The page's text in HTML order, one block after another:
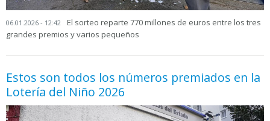
06.01.2026 - 12:42
El sorteo reparte 770 millones de euros entre los tres
grandes premios y varios pequeños
Estos son todos los números premiados en la
Lotería del Niño 2026